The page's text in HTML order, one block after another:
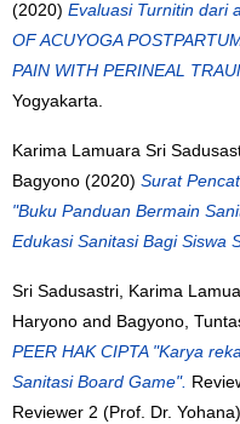
(2020) Evaluasi Turnitin dari
OF ACUYOGA
PAIN WITH PERINEAL
Yogyakarta.
Karima Lamuara Sri
Bagyono (2020) Surat
"Buku Panduan Bermain
Edukasi Sanitasi Bagi Siswa
Sri Sadusastri, Karima
Haryono and Bagyono,
PEER HAK CIPTA "Karya
Sanitasi Board Game".
Reviewer 2 (Prof. Dr.